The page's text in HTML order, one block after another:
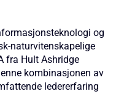
og
naturvitenskapelige
fra Hult Ashridge
kombinasjonen av
ledererfaring